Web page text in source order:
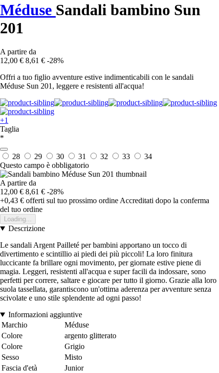
Méduse Sandali bambino Sun
201
A partire da
12,00 € 8,61 € -28%
Offri a tuo figlio avventure estive indimenticabili con le sandali
Méduse Sun 201, leggere e resistenti all'acqua!
+1
Taglia
*
28 29 30 31 32 33
34
Questo campo è obbligatorio
A partire da
12,00 € 8,61 € -28%
+0,43 € offerti sul tuo prossimo ordine Accreditati dopo la conferma
del tuo ordine
Loading...
Descrizione
Le sandali Argent Pailleté per bambini apportano un tocco di
divertimento e scintillio ai piedi dei più piccoli! La loro finitura
luccicante fa brillare ogni movimento, per giornate estive piene di
magia. Leggeri, resistenti all'acqua e super facili da indossare, sono
perfetti per correre, saltare e giocare per tutto il giorno. Grazie alla loro
suola tassellata, garantiscono un'ottima aderenza per avventure senza
scivolate e uno stile splendente ad ogni passo!
Informazioni aggiuntive
Marchio
Méduse
Colore
argento glitterato
Colore
Grigio
Sesso
Misto
Fascia d'età
Junior